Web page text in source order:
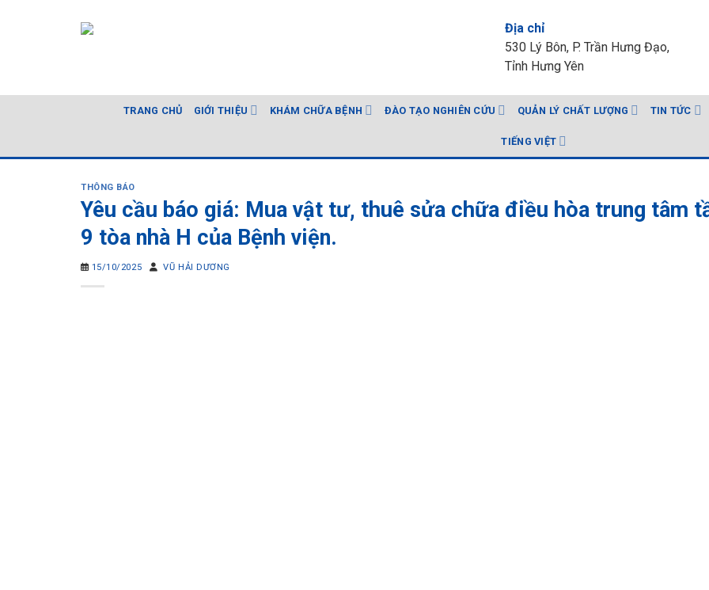
Địa chỉ
530 Lý Bôn, P. Trần Hưng Đạo,
Tỉnh Hưng Yên
TRANG CHỦ GIỚI THIỆU KHÁM CHỮA BỆNH ĐÀO TẠO NGHIÊN CỨU QUẢN LÝ CHẤT LƯỢNG TIN TỨC
TIẾNG VIỆT
THÔNG BÁO
Yêu cầu báo giá: Mua vật tư, thuê sửa chữa điều hòa trung tâm
9 tòa nhà H của Bệnh viện.
15/10/2025 VŨ HẢI DƯƠNG